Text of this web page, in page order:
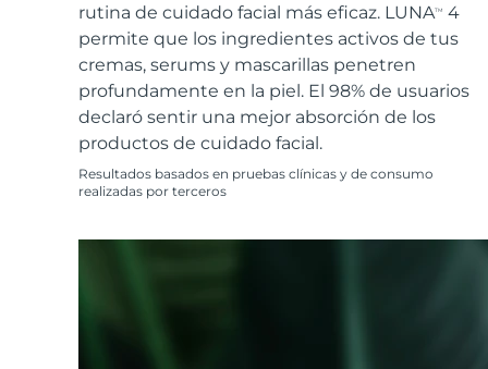
rutina de cuidado facial más eficaz. LUNATM
4
permite que los ingredientes activos de tus
cremas, serums y mascarillas penetren
profundamente en la piel. El 98% de usuarios
declaró sentir una mejor absorción de los
productos de cuidado facial.
Resultados basados en pruebas clínicas y de consumo
realizadas por terceros
All acne treatment devices
All revitalizing eye massagers
Cuidado de la piel KIWI™
Advanced pore care essentials
Serum
For healthy hair
issa™ Teeth Whitening Gel
18% PAP
Cosméticos Hombres
Comprar todo